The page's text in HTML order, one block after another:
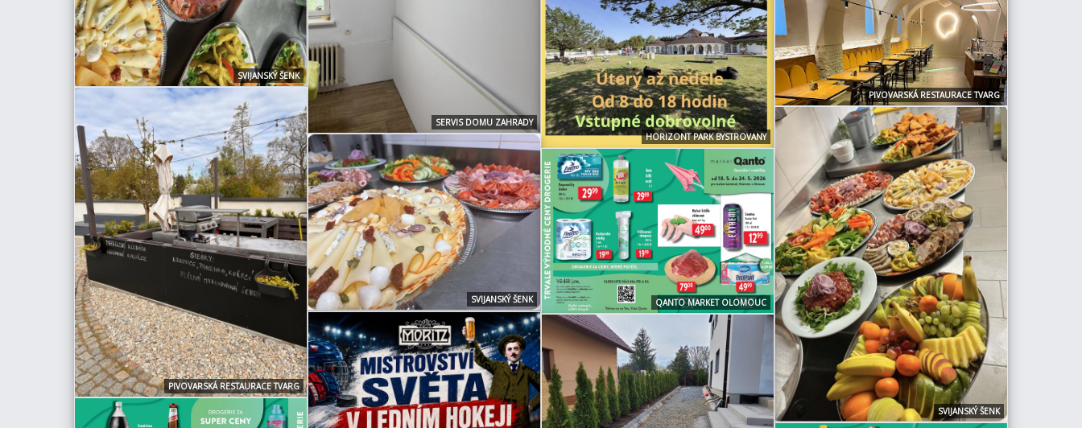
SVIJANSKÝ ŠENK
SERVIS DOMU ZAHRADY
HORIZONT PARK BYSTROVANY
PIVOVARSKÁ RESTAURACE TVARG
PIVOVARSKÁ RESTAURACE TVARG
SVIJANSKÝ ŠENK
SVIJANSKÝ ŠENK QANTO MARKET OLOMOUC